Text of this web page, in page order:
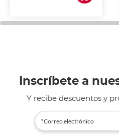
de tinta y láser,
general de oficina.
Inscríbete a
Y recibe descuentos y